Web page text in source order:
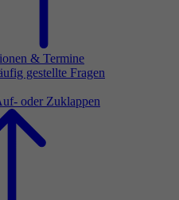
& Termine
gestellte Fragen
oder Zuklappen